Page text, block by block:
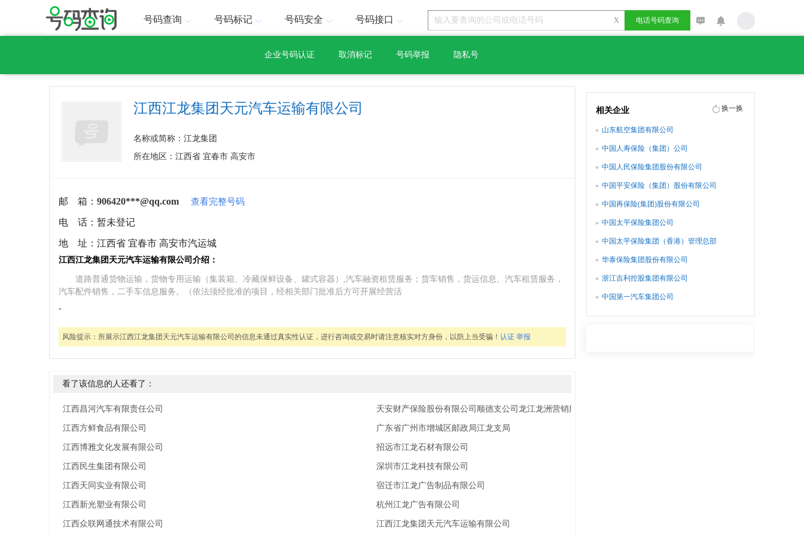
号码查询 号码标记 号码安全 号码接口 X 电话号码查询
企业号码认证 取消标记 号码举报 隐私号
江西江龙集团天元汽车运输有限公司
名称或简称：江龙集团
所在地区：江西省 宜春市 高安市
邮 箱： 906420***@qq.com 查看完整号码
电 话： 暂未登记
地 址： 江西省 宜春市 高安市汽运城
江西江龙集团天元汽车运输有限公司介绍：
道路普通货物运输，货物专用运输（集装箱、冷藏保鲜设备、罐式容器）,汽车融资租赁服务；货车销售，货运信息、汽车租赁服务，
汽车配件销售，二手车信息服务。（依法须经批准的项目，经相关部门批准后方可开展经营活
-
风险提示： 所展示江西江龙集团天元汽车运输有限公司的信息未通过真实性认证，进行咨询或交易时请注意核实对方身份，以防上当受骗！ 认证 举报
看了该信息的人还看了：
江西昌河汽车有限责任公司
江西方鲜食品有限公司
江西博雅文化发展有限公司
江西民生集团有限公司
江西天同实业有限公司
江西新光塑业有限公司
江西众联网通技术有限公司
天安财产保险股份有限公司顺德支公司龙江龙洲营销服务部
广东省广州市增城区邮政局江龙支局
招远市江龙石材有限公司
深圳市江龙科技有限公司
宿迁市江龙广告制品有限公司
杭州江龙广告有限公司
江西江龙集团天元汽车运输有限公司
相关企业 换一换
山东航空集团有限公司
中国人寿保险（集团）公司
中国人民保险集团股份有限公司
中国平安保险（集团）股份有限公司
中国再保险(集团)股份有限公司
中国太平保险集团公司
中国太平保险集团（香港）管理总部
华泰保险集团股份有限公司
浙江吉利控股集团有限公司
中国第一汽车集团公司